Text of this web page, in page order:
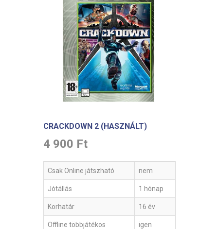
CRACKDOWN 2 (HASZNÁLT)
4 900 Ft
Csak Online játszható nem
Jótállás 1 hónap
Korhatár 16 év
Offline többjátékos igen